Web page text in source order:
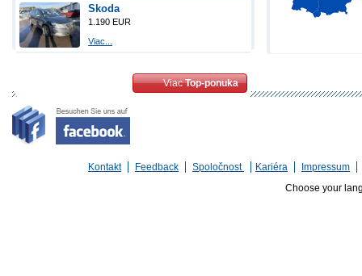
Skoda
1.190 EUR
Viac...
ViacTop-ponuka
Kontakt Feedback Spoločnost Kariéra
Impressum
Choose your